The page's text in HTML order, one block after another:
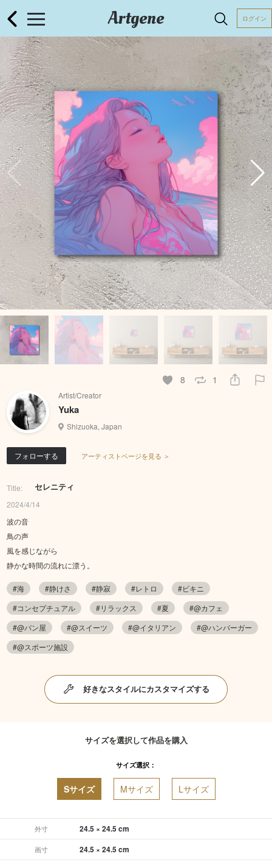
Artgene ログイン
8 1
Artist/Creator
Yuka
Shizuoka, Japan
フォローする アーティストページを見る ＞
Title: セレニティ
2024/4/14
波の音
鳥の声
風を感じながら
静かな時間の流れに漂う。
#海 #静けさ #静寂 #レトロ
#ビキニ
#コンセプチュアル
#リラックス #夏
#@カフェ
#@パン屋
#@スイーツ #@イタリアン
#@ハンバーガー
#@スポーツ施設
好きなスタイルにカスタマイズする
サイズを選択して作品を購入
サイズ選択：
Sサイズ Mサイズ Lサイズ
外寸 24.5 × 24.5 cm
画寸 24.5 × 24.5 cm